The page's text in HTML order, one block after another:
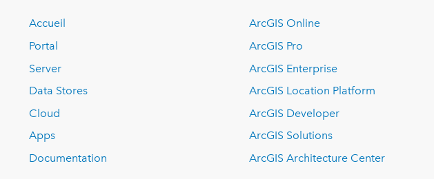
Accueil
Portal
Server
Data Stores
Cloud
Apps
Documentation
ArcGIS Online
ArcGIS Pro
ArcGIS Enterprise
ArcGIS Location Platform
ArcGIS Developer
ArcGIS Solutions
ArcGIS Architecture Center